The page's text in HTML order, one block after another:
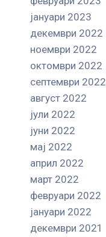
јануари 2023
декември 2022
ноември 2022
октомври 2022
септември 2022
август 2022
јули 2022
јуни 2022
мај 2022
април 2022
март 2022
февруари 2022
јануари 2022
декември 2021